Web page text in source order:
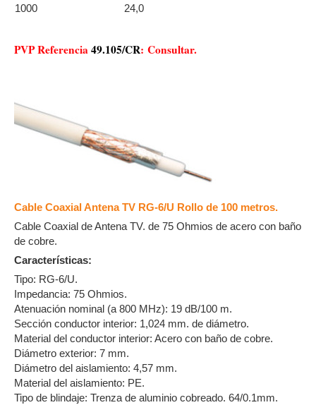
1000
24,0
PVP Referencia49.105/CR: Consultar.
Cable Coaxial Antena TV RG-6/U Rollo de 100 metros.
Cable Coaxial de Antena TV. de 75 Ohmios de acero con baño
de cobre.
Características:
Tipo: RG-6/U.
Impedancia: 75 Ohmios.
Atenuación nominal (a 800 MHz): 19 dB/100 m.
Sección conductor interior: 1,024 mm. de diámetro.
Material del conductor interior: Acero con baño de cobre.
Diámetro exterior: 7 mm.
Diámetro del aislamiento: 4,57 mm.
Material del aislamiento: PE.
Tipo de blindaje: Trenza de aluminio cobreado. 64/0.1mm.